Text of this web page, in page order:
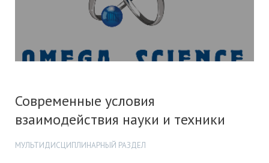
Современные условия
взаимодействия науки и техники
МУЛЬТИДИСЦИПЛИНАРНЫЙ РАЗДЕЛ